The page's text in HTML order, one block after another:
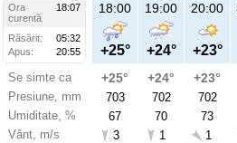
Ora
18:07
curentă
Răsărit:
05:32
Apus:
20:55
Se simte ca
Presiune, mm
Umiditate, %
Vânt, m/s
18:00
+25°
+25°
703
67
3
19:00
+24°
+24°
702
70
1
20:00
+23°
+23°
702
73
1